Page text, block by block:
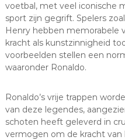
voetbal, met veel iconische
sport zijn gegrift. Spelers
Henry hebben memorabele
kracht als kunstzinnigheid
voorbeelden stellen een
waaronder Ronaldo.
Ronaldo’s vrije trappen
van deze legendes,
schoten heeft geleverd in
vermogen om de kracht van